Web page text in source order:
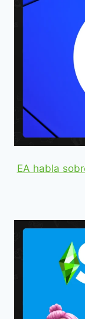
EA habla